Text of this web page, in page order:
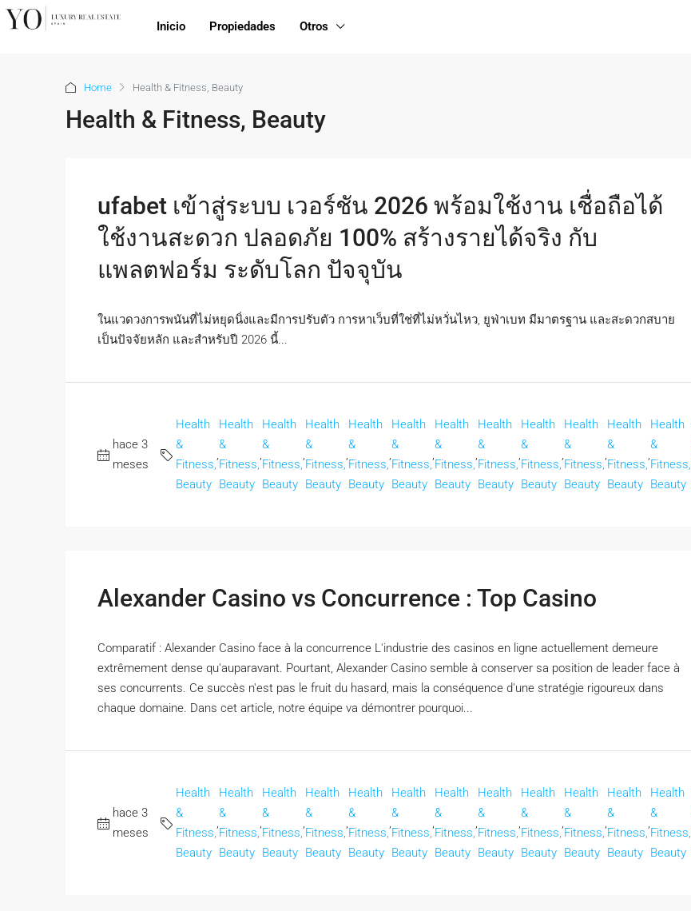
Inicio Propiedades Otros
Home Health & Fitness, Beauty
Health & Fitness, Beauty
ufabet เข้าสู่ระบบ เวอร์ชัน 2026 พร้อมใช้งาน เชื่อถือได้
ใช้งานสะดวก ปลอดภัย 100% สร้างรายได้จริง กับ
แพลตฟอร์ม ระดับโลก ปัจจุบัน
ในแวดวงการพนันที่ไม่หยุดนิ่งและมีการปรับตัว การหาเว็บที่ใช่ที่ไม่หวั่นไหว, ยูฟ่าเบท มีมาตรฐาน และสะดวกสบาย
เป็นปัจจัยหลัก และสำหรับปี 2026 นี้...
hace 3
meses
Health
&
Fitness,
Beauty
Health
&
Fitness,
Beauty
Health
&
Fitness,
Beauty
Health
&
Fitness,
Beauty
Health
&
Fitness,
Beauty
Health
&
Fitness,
Beauty
Health
&
Fitness,
Beauty
Health
&
Fitness,
Beauty
Health
&
Fitness,
Beauty
Health
&
Fitness,
Beauty
Health
&
Fitness,
Beauty
Health
&
Fitness,
Beauty
Alexander Casino vs Concurrence : Top Casino
Comparatif : Alexander Casino face à la concurrence L'industrie des casinos en ligne actuellement demeure
extrêmement dense qu'auparavant. Pourtant, Alexander Casino semble à conserver sa position de leader face à
ses concurrents. Ce succès n'est pas le fruit du hasard, mais la conséquence d'une stratégie rigoureux dans
chaque domaine. Dans cet article, notre équipe va démontrer pourquoi...
hace 3
meses
Health
&
Fitness,
Beauty
Health
&
Fitness,
Beauty
Health
&
Fitness,
Beauty
Health
&
Fitness,
Beauty
Health
&
Fitness,
Beauty
Health
&
Fitness,
Beauty
Health
&
Fitness,
Beauty
Health
&
Fitness,
Beauty
Health
&
Fitness,
Beauty
Health
&
Fitness,
Beauty
Health
&
Fitness,
Beauty
Health
&
Fitness,
Beauty